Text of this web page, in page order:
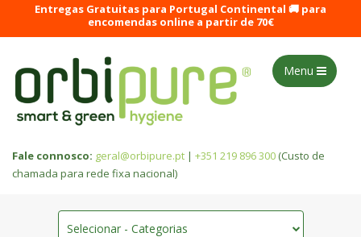
Entregas Gratuitas para Portugal Continental 🚚 para
encomendas online a partir de 70€
Menu
Fale connosco: geral@orbipure.pt | +351 219 896 300 (Custo de
chamada para rede fixa nacional)
Selecionar - Categorias